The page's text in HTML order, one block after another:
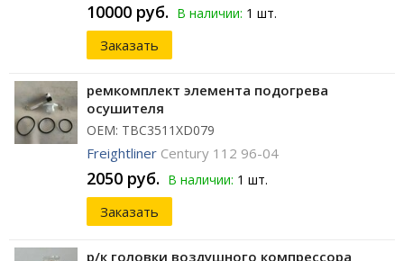
10000 руб. В наличии: 1 шт.
Заказать
ремкомплект элемента подогрева
осушителя
ОЕМ: TBC3511XD079
Freightliner Century 112 96-04
2050 руб. В наличии: 1 шт.
Заказать
р/к головки воздушного компрессора